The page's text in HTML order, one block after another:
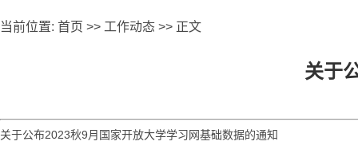
当前位置: 首页 >> 工作动态 >> 正文
关于
关于公布2023秋9月国家开放大学学习网基础数据的通知